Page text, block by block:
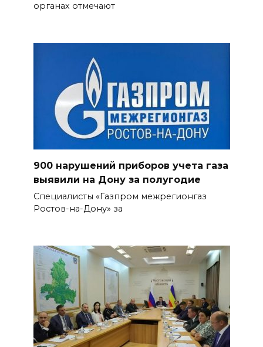
органах отмечают
900 нарушений приборов учета газа
выявили на Дону за полугодие
Специалисты «Газпром межрегионгаз
Ростов-на-Дону» за